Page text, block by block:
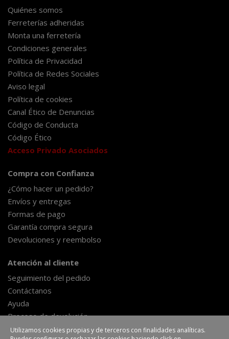
Quiénes somos
Ferreterías adheridas
Monta una ferretería
Condiciones generales
Política de Privacidad
Política de Redes Sociales
Aviso legal
Política de cookies
Canal Ético de Denuncias
Código de Conducta
Código Ético
Acceso Privado Asociados
Compra con Confianza
¿Cómo hacer un pedido?
Envíos y entregas
Formas de pago
Garantía compra segura
Devoluciones y reembolso
Atención al cliente
Seguimiento del pedido
Contáctanos
Ayuda
Proceso de devolución
Formulario de desestimiento
Utilizamos cookies propias y de terceros con finalidades analíticas.